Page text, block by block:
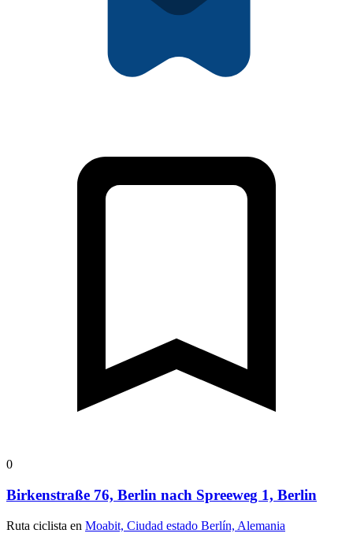
0
Birkenstraße 76, Berlin nach Spreeweg 1, Berlin
Ruta ciclista en Moabit, Ciudad estado Berlín, Alemania